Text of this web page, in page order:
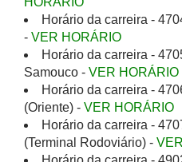
Horário da carreira -
- VER HORÁRIO
Horário da carreira -
Samouco - VER HORÁRIO
Horário da carreira -
(Oriente) - VER HORÁRIO
Horário da carreira -
(Terminal Rodoviário) -